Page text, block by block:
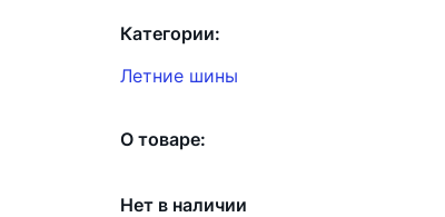
Категории:
Летние шины
О товаре:
Нет в наличии